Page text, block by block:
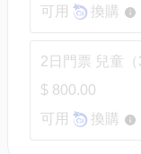
可用
換購
2日門票 兒童（
$ 800.00
可用
換購